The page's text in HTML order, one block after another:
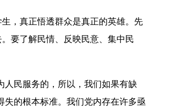
，真正悟透群众是真正的英雄。先
要了解民情、反映民意、集中民
民服务的，所以，我们如果有缺
的根本标准。我们党内存在许多亟